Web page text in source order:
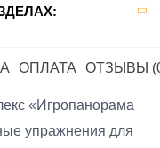
ОПЛАТА ОТЗЫВЫ
«Игропанорама
упражнения для